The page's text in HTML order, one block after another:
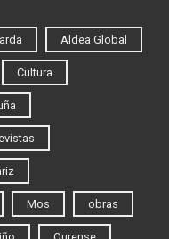
Aldea Global
Cultura
Mos obras